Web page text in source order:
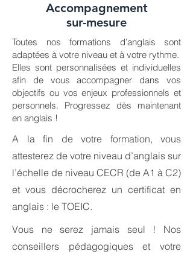
Accompagnement
sur-mesure
Toutes nos formations d’anglais sont
adaptées à votre niveau et à votre rythme.
Elles sont personnalisées et individuelles
afin de vous accompagner dans vos
objectifs ou vos enjeux professionnels et
personnels. Progressez dès maintenant
en anglais !
A la fin de votre formation, vous
attesterez de votre niveau d’anglais sur
l’échelle de niveau CECR (de A1 à C2)
et vous décrocherez un certificat en
anglais : le TOEIC.
Vous ne serez jamais seul ! Nos
conseillers pédagogiques et votre